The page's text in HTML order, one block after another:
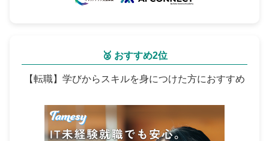
🥈 おすすめ2位
【転職】学びからスキルを身につけた方におすすめ